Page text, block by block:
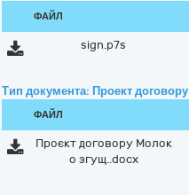
ФАЙЛ
sign.p7s
Тип документа: Проект договору
ФАЙЛ
Проєкт договору Молок
о згущ..docx